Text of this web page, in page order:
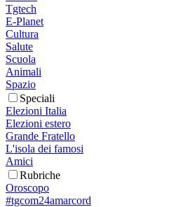
Tgtech
E-Planet
Cultura
Salute
Scuola
Animali
Spazio
Speciali
Elezioni Italia
Elezioni estero
Grande Fratello
L'isola dei famosi
Amici
Rubriche
Oroscopo
#tgcom24amarcord